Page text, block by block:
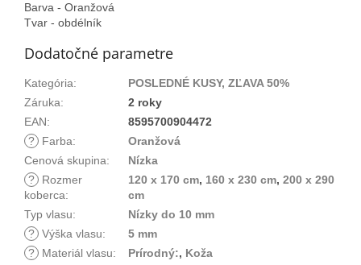
Barva - Oranžová
Tvar - obdélník
Dodatočné parametre
Kategória:
POSLEDNÉ KUSY, ZĽAVA 50%
Záruka:
2 roky
EAN:
8595700904472
?
Farba:
Oranžová
Cenová skupina:
Nízka
?
Rozmer
koberca:
120 x 170 cm, 160 x 230 cm, 200 x 290
cm
Typ vlasu:
Nízky do 10 mm
? Výška vlasu:
5 mm
?
Materiál vlasu: Prírodný:, Koža